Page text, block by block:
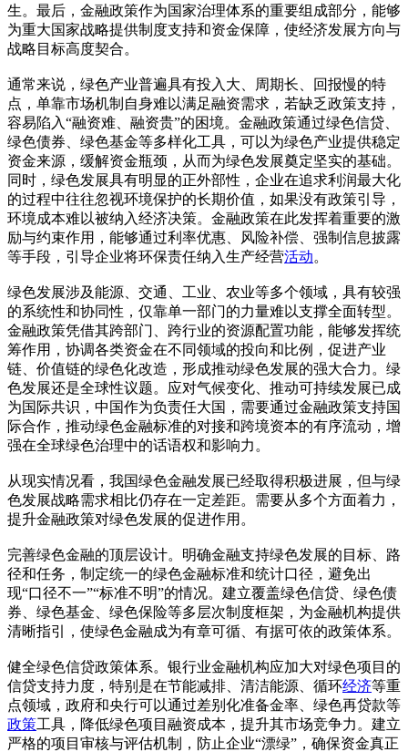
生。最后，金融政策作为国家治理体系的重要组成部分，能够
为重大国家战略提供制度支持和资金保障，使经济发展方向与
战略目标高度契合。
通常来说，绿色产业普遍具有投入大、周期长、回报慢的特
点，单靠市场机制自身难以满足融资需求，若缺乏政策支持，
容易陷入“融资难、融资贵”的困境。金融政策通过绿色信贷、
绿色债券、绿色基金等多样化工具，可以为绿色产业提供稳定
资金来源，缓解资金瓶颈，从而为绿色发展奠定坚实的基础。
同时，绿色发展具有明显的正外部性，企业在追求利润最大化
的过程中往往忽视环境保护的长期价值，如果没有政策引导，
环境成本难以被纳入经济决策。金融政策在此发挥着重要的激
励与约束作用，能够通过利率优惠、风险补偿、强制信息披露
等手段，引导企业将环保责任纳入生产经营活动。
绿色发展涉及能源、交通、工业、农业等多个领域，具有较强
的系统性和协同性，仅靠单一部门的力量难以支撑全面转型。
金融政策凭借其跨部门、跨行业的资源配置功能，能够发挥统
筹作用，协调各类资金在不同领域的投向和比例，促进产业
链、价值链的绿色化改造，形成推动绿色发展的强大合力。绿
色发展还是全球性议题。应对气候变化、推动可持续发展已成
为国际共识，中国作为负责任大国，需要通过金融政策支持国
际合作，推动绿色金融标准的对接和跨境资本的有序流动，增
强在全球绿色治理中的话语权和影响力。
从现实情况看，我国绿色金融发展已经取得积极进展，但与绿
色发展战略需求相比仍存在一定差距。需要从多个方面着力，
提升金融政策对绿色发展的促进作用。
完善绿色金融的顶层设计。明确金融支持绿色发展的目标、路
径和任务，制定统一的绿色金融标准和统计口径，避免出
现“口径不一”“标准不明”的情况。建立覆盖绿色信贷、绿色债
券、绿色基金、绿色保险等多层次制度框架，为金融机构提供
清晰指引，使绿色金融成为有章可循、有据可依的政策体系。
健全绿色信贷政策体系。银行业金融机构应加大对绿色项目的
信贷支持力度，特别是在节能减排、清洁能源、循环经济等重
点领域，政府和央行可以通过差别化准备金率、绿色再贷款等
政策工具，降低绿色项目融资成本，提升其市场竞争力。建立
严格的项目审核与评估机制，防止企业“漂绿”，确保资金真正